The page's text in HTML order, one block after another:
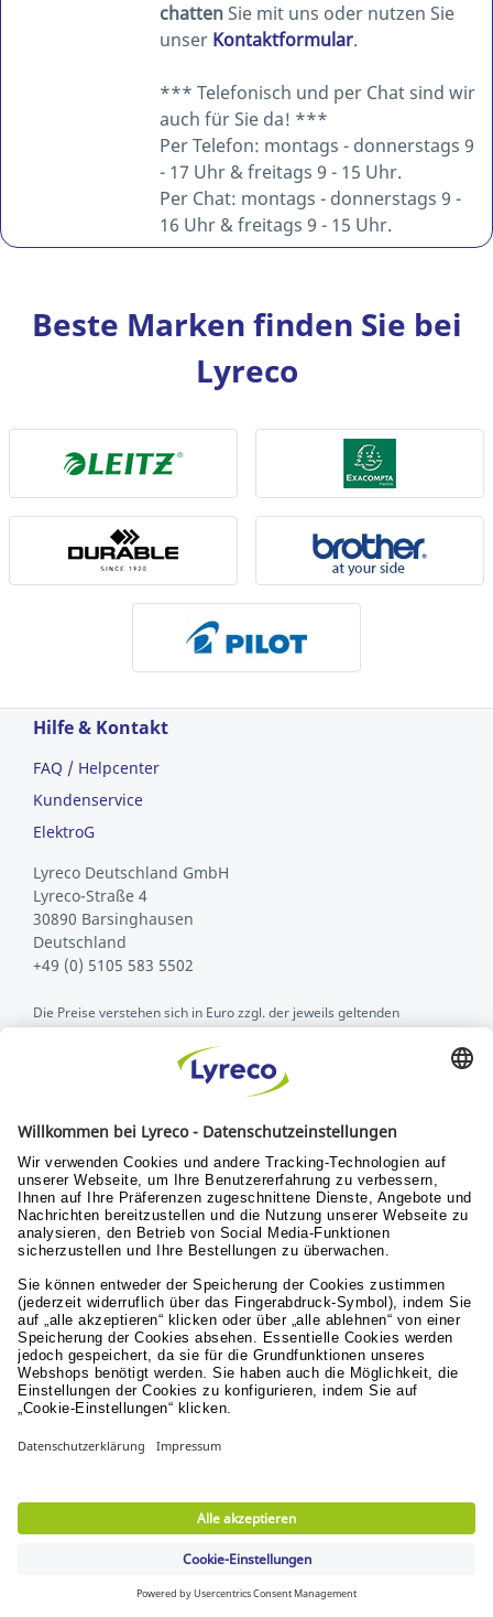
chattenSie mit uns oder nutzen Sie
unser Kontaktformular.
*** Telefonisch und per Chat sind wir
auch für Sie da! ***
Per Telefon: montags - donnerstags 9
- 17 Uhr & freitags 9 - 15 Uhr.
Per Chat: montags - donnerstags 9 -
16 Uhr & freitags 9 - 15 Uhr.
Beste Marken finden Sie bei
Lyreco
Hilfe & Kontakt
FAQ / Helpcenter
Kundenservice
ElektroG
Lyreco Deutschland GmbH
Lyreco-Straße 4
30890 Barsinghausen
Deutschland
+49 (0) 5105 583 5502
Die Preise verstehen sich in Euro zzgl. der jeweils geltenden
Karriere bei Lyreco
Geben Sie uns ein Feedback!
AGB
Nutzungsbedingungen
Datenschutzerklärung
Nachhaltige Entwicklung
Ihre Vorteile
in 1-2 Arbeitstagen & versandkostenfrei ab 74,95 €
Sichere Zahlungsarten
Rechnung oder Kreditkarte
Kostenlose Rücksendungen